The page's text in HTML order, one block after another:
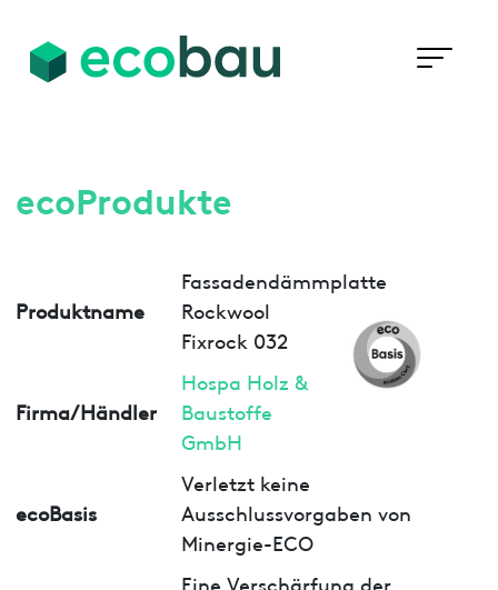
ecoProdukte
Produktname
Fassadendämmplatte
Rockwool
Fixrock 032
Firma/Händler
Hospa Holz &
Baustoffe
GmbH
ecoBasis
Verletzt keine
Ausschlussvorgaben von
Minergie-ECO
Eine Verschärfung der